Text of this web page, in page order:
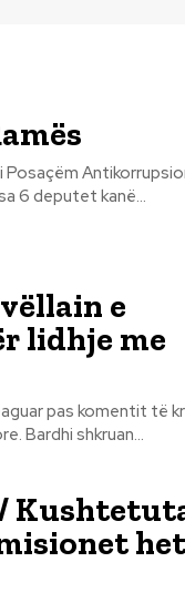
6 deputet kanë...
e
lidhje me
pas komentit të
Edi Rama për dekretimin e Begajt për Komisionet Hetimore. Bardhi shkruan...